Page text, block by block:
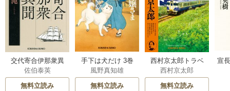
交代寄合伊那衆異
聞 15巻
佐伯泰英
無料立読み
手下は犬だけ 3巻
風野真知雄
無料立読み
西村京太郎トラベ
ルミステリー・セ
レクション 2巻
西村京太郎
無料立読み
宣